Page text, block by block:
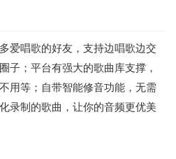
爱唱歌的好友，支持边唱歌边交
子；平台有强大的歌曲库支撑，
用等；自带智能修音功能，无需
化录制的歌曲，让你的音频更优美